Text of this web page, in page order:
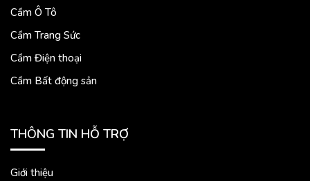
Cầm Ô Tô
Cầm Trang Sức
Cầm Điện thoại
Cầm Bất động sản
THÔNG TIN HỖ TRỢ
Giới thiệu